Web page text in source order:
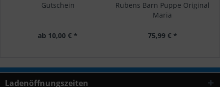
Gutschein
ab 10,00 € *
Rubens Barn Puppe Original
Maria
75,99 € *
Ladenöffnungszeiten